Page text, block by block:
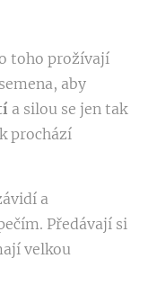
toho prožívají
aby
a silou se jen tak
prochází
a
Předávají si
velkou